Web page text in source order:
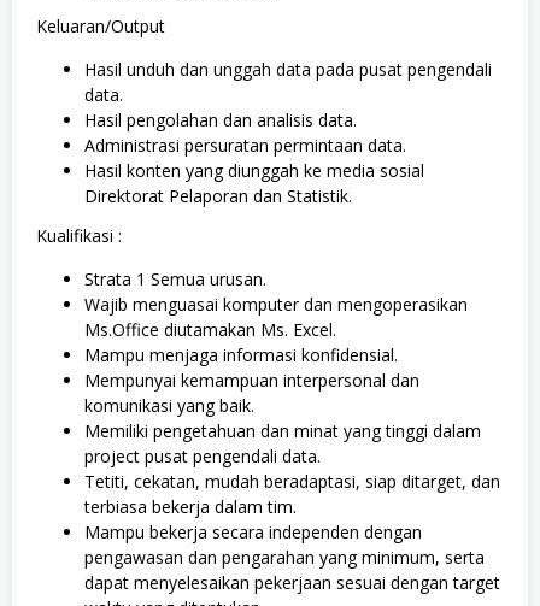
Keluaran/Output
Hasil unduh dan unggah data pada pusat pengendali
data.
Hasil pengolahan dan analisis data.
Administrasi persuratan permintaan data.
Hasil konten yang diunggah ke media sosial
Direktorat Pelaporan dan Statistik.
Kualifikasi :
Strata 1 Semua urusan.
Wajib menguasai komputer dan mengoperasikan
Ms.Office diutamakan Ms. Excel.
Mampu menjaga informasi konfidensial.
Mempunyai kemampuan interpersonal dan
komunikasi yang baik.
Memiliki pengetahuan dan minat yang tinggi dalam
project pusat pengendali data.
Tetiti, cekatan, mudah beradaptasi, siap ditarget, dan
terbiasa bekerja dalam tim.
Mampu bekerja secara independen dengan
pengawasan dan pengarahan yang minimum, serta
dapat menyelesaikan pekerjaan sesuai dengan target